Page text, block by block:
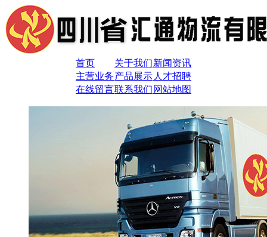
首页 关于我们新闻资讯
主营业务产品展示 人才招聘
在线留言联系我们 网站地图